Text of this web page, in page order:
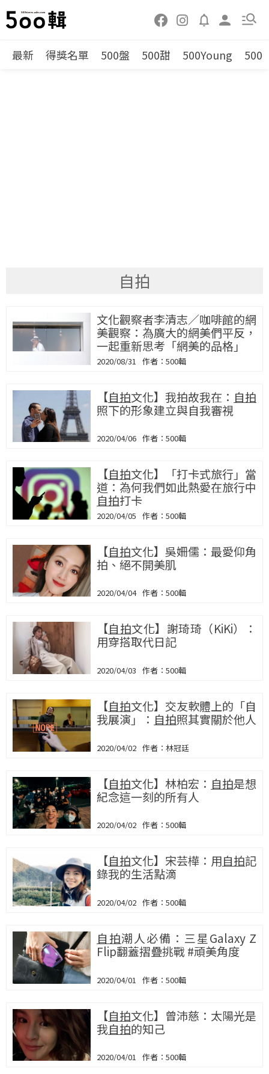
最新 得獎名單 500盤 500甜 500Young 500
自拍
文化觀察者李清志／咖啡館的網
美觀察：為廣大的網美們平反，
一起重新思考「網美的品格」
2020/08/31 500輯
【自拍文化】我拍故我在： 自拍
照下的形象建立與自我審視
2020/04/06 500輯
【自拍文化】「打卡式旅行」當
道：為何我們如此熱愛在旅行中
自拍打卡
2020/04/05 500輯
【自拍文化】吳姍儒：最愛仰角
拍、絕不開美肌
2020/04/04 500輯
【自拍文化】謝琦琦（KiKi）：
用穿搭取代日記
2020/04/03 500輯
【自拍文化】交友軟體上的「自
我展演」： 自拍照其實關於他人
2020/04/02 林冠廷
【自拍文化】林柏宏： 自拍是想
紀念這一刻的所有人
2020/04/02 500輯
【自拍文化】宋芸樺：用自拍記
錄我的生活點滴
2020/04/02 500輯
自拍潮人必備：三星Galaxy Z
Flip翻蓋摺疊挑戰 #頑美角度
2020/04/01 500輯
【自拍文化】曾沛慈：太陽光是
我自拍的知己
2020/04/01 500輯